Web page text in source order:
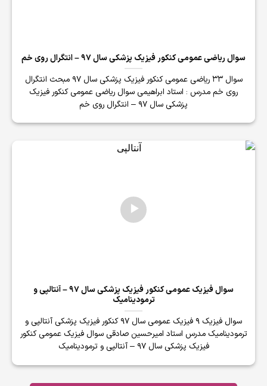
سوال ریاضی عمومی کنکور فیزیک پزشکی سال 97 – انتگرال روی خم
سوال 33 ریاضی عمومی کنکور فیزیک پزشکی سال 97 مبحث انتگرال
روی خم مدرس : استاد ابراهیمی سوال ریاضی عمومی کنکور فیزیک
پزشکی سال 97 – انتگرال روی خم
سوال فیزیک عمومی کنکور فیزیک پزشکی سال 97 – آنتالپی و
ترمودینامیک
سوال فیزیک 9 فیزیک عمومی سال 97 کنکور فیزیک پزشکی آنتالپی و
ترمودینامیک مدرس استاد امیرحسین صادقی سوال فیزیک عمومی کنکور
فیزیک پزشکی سال 97 – آنتالپی و ترمودینامیک